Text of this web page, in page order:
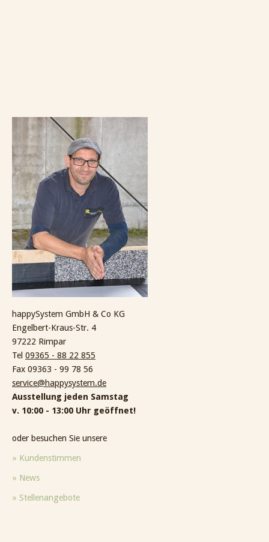
happySystem GmbH & Co KG
Engelbert-Kraus-Str. 4
97222 Rimpar
Tel 09365 - 88 22 855
Fax 09363 - 99 78 56
service@happysystem.de
Ausstellung jeden Samstag
v. 10:00 - 13:00 Uhr geöffnet!
oder besuchen Sie unsere
» Kundenstimmen
» News
» Stellenangebote